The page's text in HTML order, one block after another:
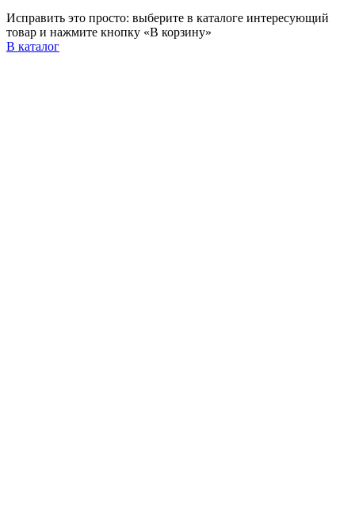
Исправить это просто: выберите в каталоге интересующий
товар и нажмите кнопку «В корзину»
В каталог